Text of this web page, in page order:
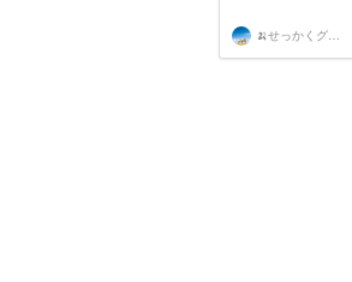
🍌せっかくグルメまにあ🍌